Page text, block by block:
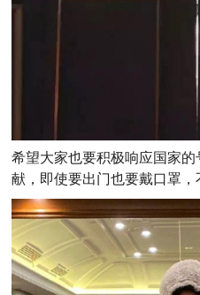
希望大家也要积极响应国家
献，即使要出门也要戴口罩，